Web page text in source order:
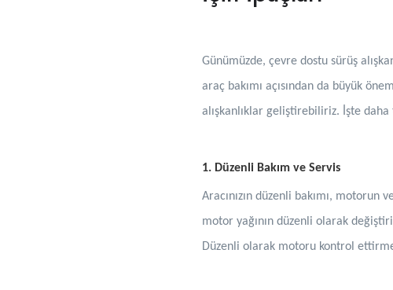
Günümüzde, çevre dostu sürüş
araç bakımı açısından da büyük
alışkanlıklar geliştirebiliriz. İşte
1. Düzenli Bakım ve Servis
Aracınızın düzenli bakımı,
motor yağının düzenli olarak
Düzenli olarak motoru kontrol